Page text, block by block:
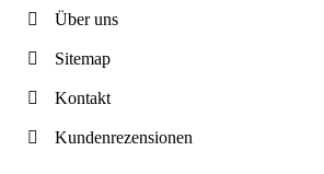
Über uns
Sitemap
Kontakt
Kundenrezensionen